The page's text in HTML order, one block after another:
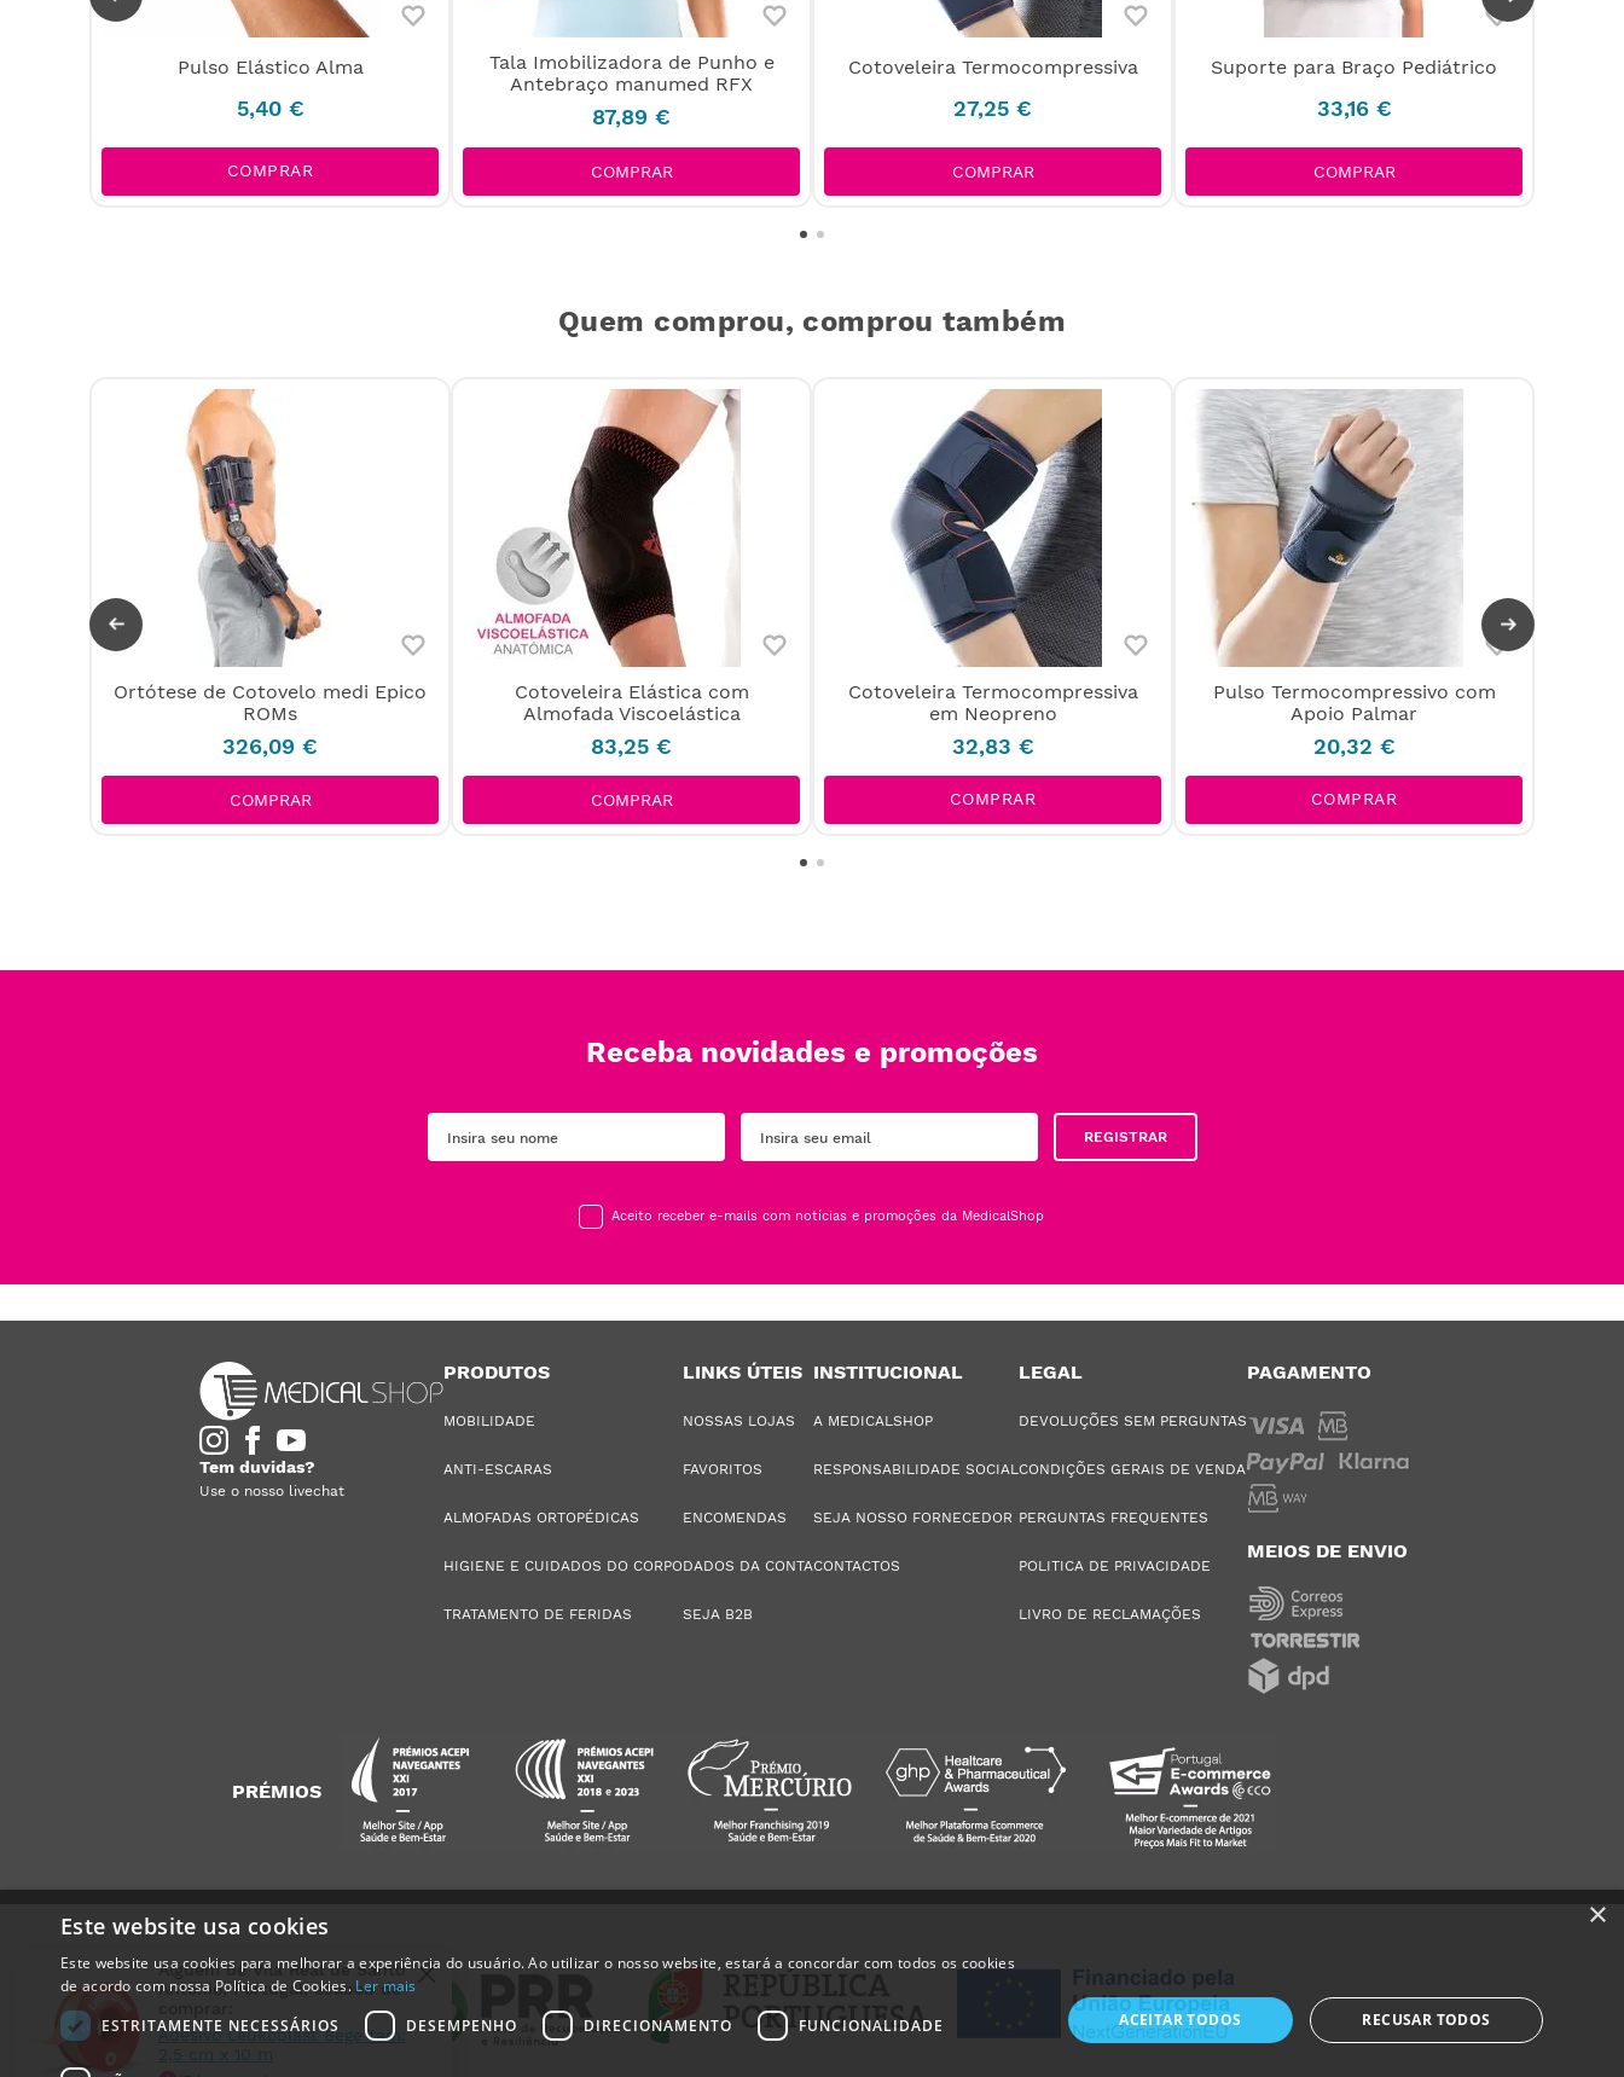
Pulso Elástico Alma
5,40 €
COMPRAR
Tala Imobilizadora de Punho e
Antebraço manumed RFX
87,89 €
COMPRAR
Cotoveleira Termocompressiva
27,25 €
COMPRAR
Suporte para Braço Pediátrico
33,16 €
COMPRAR
Quem comprou, comprou também
Ortótese de Cotovelo medi Epico
ROMs
326,09 €
COMPRAR
Cotoveleira Elástica com
Almofada Viscoelástica
83,25 €
COMPRAR
Cotoveleira Termocompressiva
em Neopreno
32,83 €
COMPRAR
Pulso Termocompressivo com
Apoio Palmar
20,32 €
COMPRAR
Receba novidades e promoções
REGISTRAR
Aceito receber e-mails com notícias e promoções da MedicalShop
Tem duvidas?
Use o nosso livechat
PRODUTOS
MOBILIDADE
ANTI-ESCARAS
ALMOFADAS ORTOPÉDICAS
HIGIENE E CUIDADOS DO CORPO
TRATAMENTO DE FERIDAS
LINKS ÚTEIS
NOSSAS LOJAS
FAVORITOS
ENCOMENDAS
DADOS DA CONTA
SEJA B2B
INSTITUCIONAL
A MEDICALSHOP
RESPONSABILIDADE SOCIAL
SEJA NOSSO FORNECEDOR
CONTACTOS
LEGAL
DEVOLUÇÕES SEM PERGUNTAS
CONDIÇÕES GERAIS DE VENDA
PERGUNTAS FREQUENTES
POLITICA DE PRIVACIDADE
LIVRO DE RECLAMAÇÕES
PAGAMENTO
MEIOS DE ENVIO
PRÉMIOS
×
Este website usa cookies
Este website usa cookies para melhorar a experiência do usuário. Ao utilizar o nosso website, estará a concordar com todos os cookies
de acordo com nossa Política de Cookies. Ler mais
ESTRITAMENTE NECESSÁRIOS
DESEMPENHO DIRECIONAMENTO FUNCIONALIDADE ACEITAR TODOS RECUSAR TODOS
Alguém deVila Real de Santo
António,Portugal, acabou de
Adesivo Leukoplast Bege tam:
2,5 cm x 10 m